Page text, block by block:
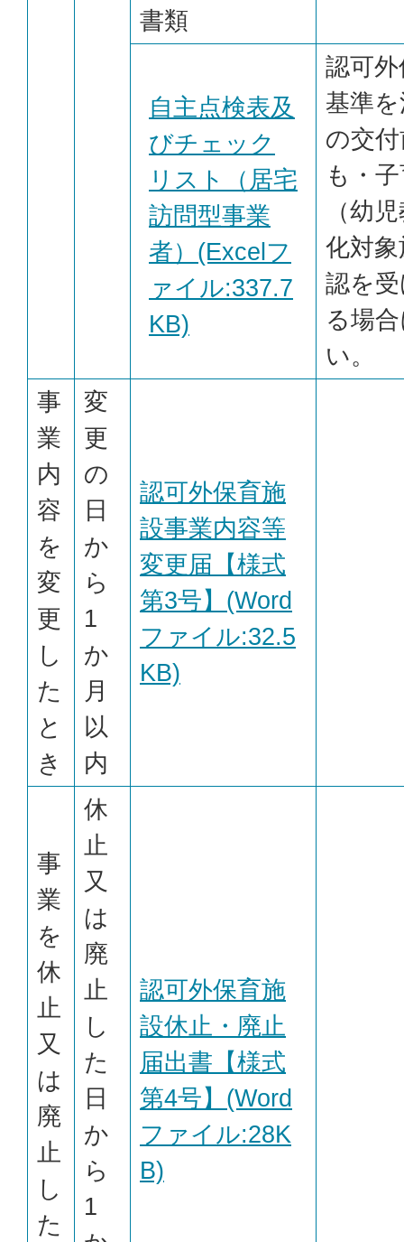
書類
自主点検表及
びチェック
リスト（居宅
訪問型事業
者）(Excelフ
ァイル:337.7
KB)
認可
基準
の交
も・
（幼
化対
認を
る場
い。
事
業
内
容
を
変
更
し
た
と
き
変
更
の
日
か
ら
1
か
月
以
内
認可外保育施
設事業内容等
変更届【様式
第3号】(Word
ファイル:32.5
KB)
事
業
を
休
止
又
は
廃
止
し
た
休
止
又
は
廃
止
し
た
日
か
ら
1
認可外保育施
設休止・廃止
届出書【様式
第4号】(Word
ファイル:28K
B)